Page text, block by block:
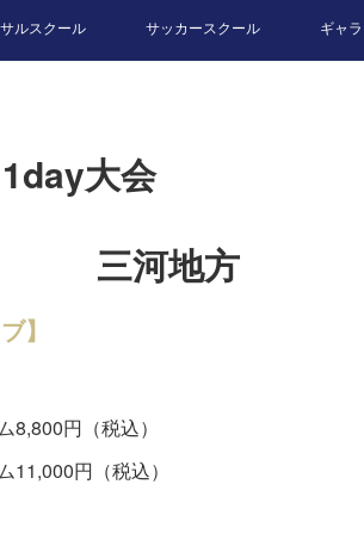
ルスクール サッカースクール ギャ
大会
三河地方
】
円（税込）
円（税込）